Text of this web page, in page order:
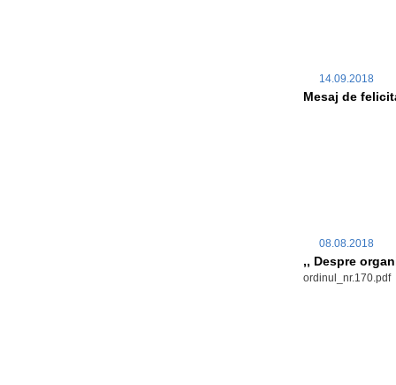
14.09.2018
Mesaj de
08.08.2018
,, Despre
ordinul_nr.170.pdf